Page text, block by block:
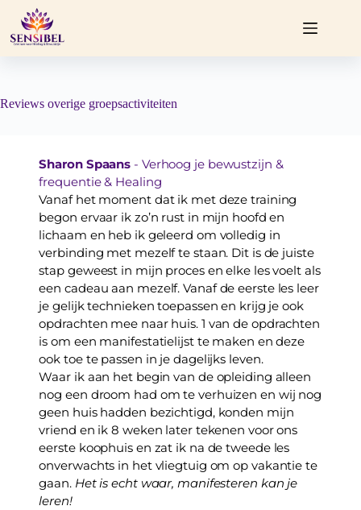
de
inhoud
Reviews overige groepsactiviteiten
Sharon Spaans - Verhoog je bewustzijn &
frequentie & Healing
Vanaf het moment dat ik met deze training
begon ervaar ik zo’n rust in mijn hoofd en
lichaam en heb ik geleerd om volledig in
verbinding met mezelf te staan. Dit is de juiste
stap geweest in mijn proces en elke les voelt als
een cadeau aan mezelf. Vanaf de eerste les leer
je gelijk technieken toepassen en krijg je ook
opdrachten mee naar huis. 1 van de opdrachten
is om een manifestatielijst te maken en deze
ook toe te passen in je dagelijks leven.
Waar ik aan het begin van de opleiding alleen
nog een droom had om te verhuizen en wij nog
geen huis hadden bezichtigd, konden mijn
vriend en ik 8 weken later tekenen voor ons
eerste koophuis en zat ik na de tweede les
onverwachts in het vliegtuig om op vakantie te
gaan. Het is echt waar, manifesteren kan je
leren!